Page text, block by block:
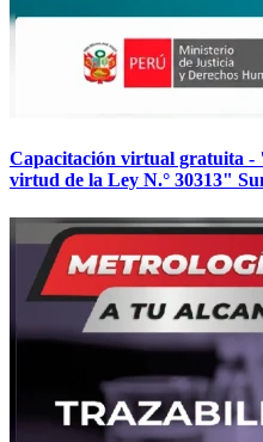
Capacitación virtual gratuita -
virtud de la Ley N.° 30313"